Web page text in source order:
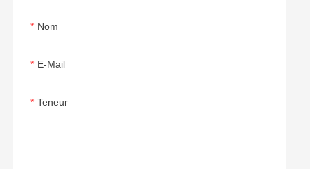
Nom
E-Mail
Teneur